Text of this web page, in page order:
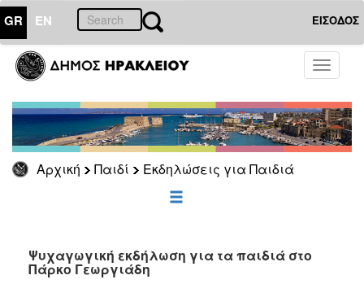
GR EN ΕΙΣΟΔΟΣ
Toggle
Αρχική Παιδί Εκδηλώσεις για Παιδιά
ΠΑΙΔΙ
για
Παιδιά
ΕΠΙΣΚΕΠΤΗΣ
Ψυχαγωγική εκδήλωση για τα παιδιά στο
Πάρκο Γεωργιάδη